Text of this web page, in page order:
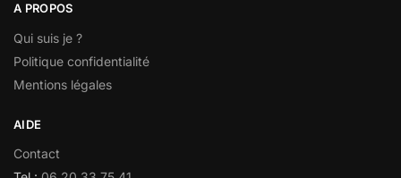
A PROPOS
Qui suis je ?
Politique confidentialité
Mentions légales
AIDE
Contact